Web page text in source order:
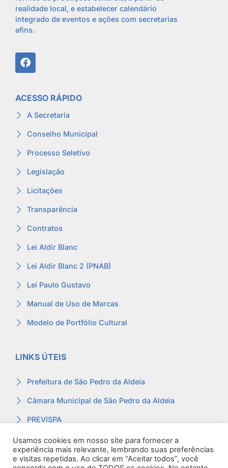
realidade local, e estabelecer calendário
integrado de eventos e ações com secretarias
afins.
ACESSO RÁPIDO
A Secretaria
Conselho Municipal
Processo Seletivo
Legislação
Licitações
Transparência
Contratos
Lei Aldir Blanc
Lei Aldir Blanc 2 (PNAB)
Lei Paulo Gustavo
Manual de Uso de Marcas
Modelo de Portfólio Cultural
LINKS ÚTEIS
Prefeitura de São Pedro da Aldeia
Câmara Municipal de São Pedro da Aldeia
PREVISPA
Ouvidoria
Contracheque
Usamos cookies em nosso site para fornecer a
experiência mais relevante, lembrando suas preferências
e visitas repetidas. Ao clicar em “Aceitar todos”, você